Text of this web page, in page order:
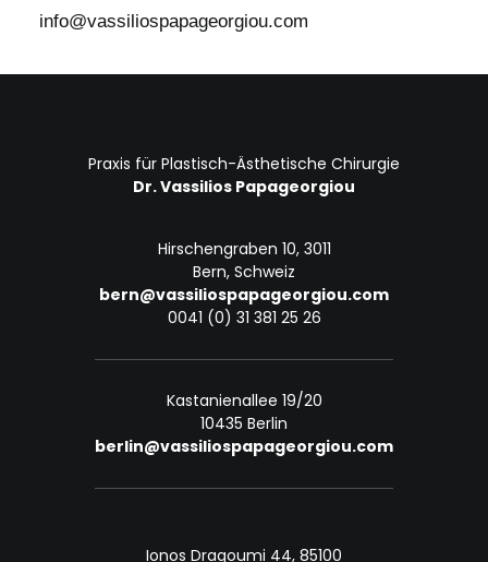
info@vassiliospapageorgiou.com
Praxis für Plastisch-Ästhetische Chirurgie
Dr. Vassilios Papageorgiou
Hirschengraben 10, 3011
Bern, Schweiz
bern@vassiliospapageorgiou.com
0041 (0) 31 381 25 26
Kastanienallee 19/20
10435 Berlin
berlin@vassiliospapageorgiou.com
Ionos Dragoumi 44, 85100